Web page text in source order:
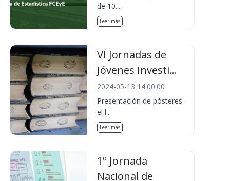
de 10....
Leer más
VI Jornadas de
Jóvenes Investi...
2024-05-13 14:00:00
Presentación de pósteres:
el l...
Leer más
1º Jornada
Nacional de